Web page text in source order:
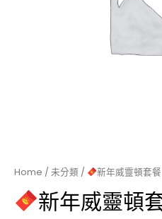
Home / 未分類 / 新年威靈頓套
新年威靈頓